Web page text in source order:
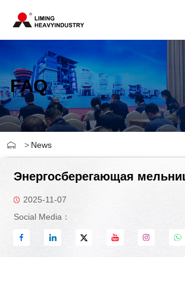
FAQ
> News
Энергосберегающая
2025-11-07
Social Media：